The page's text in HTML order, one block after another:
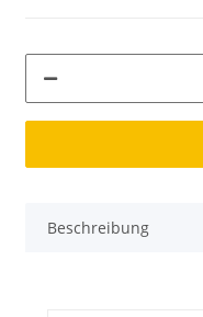
Beschreibung